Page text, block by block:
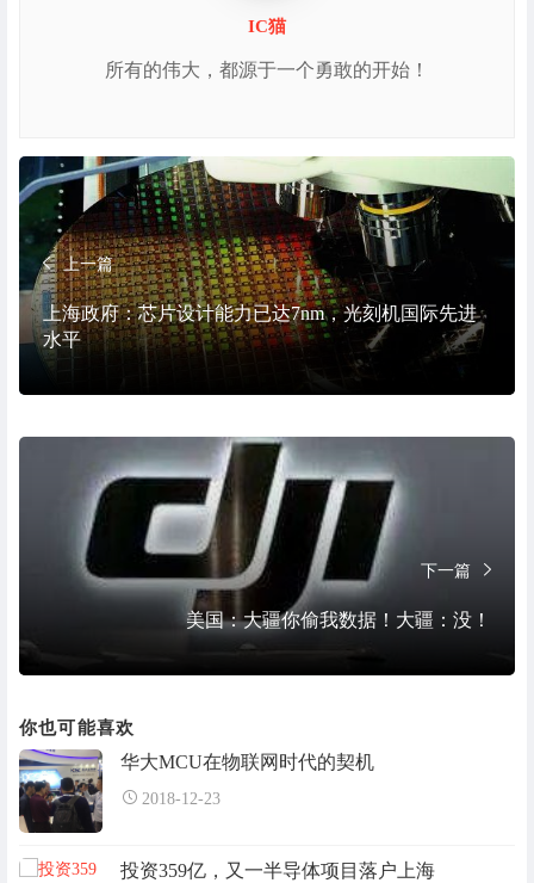
IC猫
所有的伟大，都源于一个勇敢的开始！
上一篇
上海政府：芯片设计能力已达7nm，光刻机国际先进
水平
下一篇
美国：大疆你偷我数据！大疆：没！
你也可能喜欢
华大MCU在物联网时代的契机
2018-12-23
投资359亿，又一半导体项目落户上海